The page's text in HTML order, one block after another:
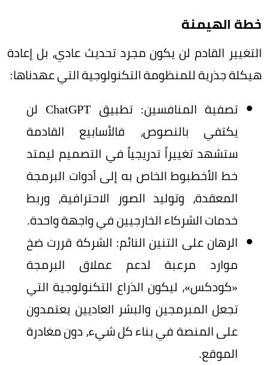
خطة الهيمنة
التغيير القادم لن يكون مجرد تحديث عادي، بل إعادة
هيكلة جذرية للمنظومة التكنولوجية التي عهدناها:
تصفية المنافسين: تطبيق ChatGPT لن
يكتفي بالنصوص، فالأسابيع القادمة
ستشهد تغييراً تدريجياً في التصميم ليمتد
خط الأخطبوط الخاص به إلى أدوات البرمجة
المعقدة، وتوليد الصور الاحترافية، وربط
خدمات الشركاء الخارجيين في واجهة واحدة.
الرهان على التنين النائم: الشركة قررت ضخ
موارد مرعبة لدعم عملاق البرمجة
«كودكس»، ليكون الذراع التكنولوجية التي
تجعل المبرمجين والبشر العاديين يعتمدون
على المنصة في بناء كل شيء، دون مغادرة
الموقع.